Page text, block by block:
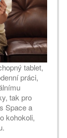
tablet,
práci,
tak pro
Space a
kohokoli,